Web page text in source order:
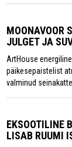
MOONAVOOR
JULGET JA
ArtHouse
päikesepaistelist
valminud
EKSOOTILINE
LISAB RUUMI